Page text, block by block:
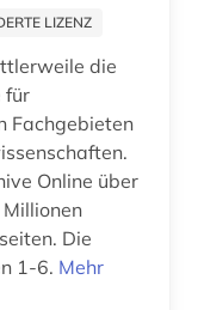
LIZENZ
die
für
Fachgebieten
Online über
Die
1-6. Mehr